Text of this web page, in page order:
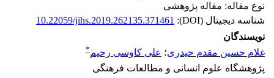
نوع مقاله: مقاله پژوهشی
شناسه دیجیتال (DOI):
10.22059/jihs.2019.262135.371461
نویسندگان
غلام حسین مقدم حیدری؛ علی کاوسی رحیم *
پژوهشگاه علوم انسانی و مطالعات فرهنگی